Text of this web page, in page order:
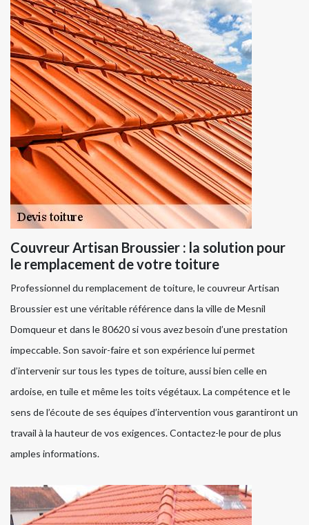
Couvreur Artisan Broussier : la solution pour
le remplacement de votre toiture
Professionnel du remplacement de toiture, le couvreur Artisan
Broussier est une véritable référence dans la ville de Mesnil
Domqueur et dans le 80620 si vous avez besoin d’une prestation
impeccable. Son savoir-faire et son expérience lui permet
d’intervenir sur tous les types de toiture, aussi bien celle en
ardoise, en tuile et même les toits végétaux. La compétence et le
sens de l’écoute de ses équipes d’intervention vous garantiront un
travail à la hauteur de vos exigences. Contactez-le pour de plus
amples informations.